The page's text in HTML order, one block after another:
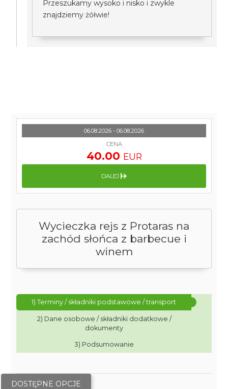
Przeszukamy wysoko i nisko i zwykle
znajdziemy żółwie!
Wycieczka rejs z Protaras na
zachód słońca z barbecue i
winem
1) Terminy / składniki podstawowe / transport
2) Dane osobowe / składniki dodatkowe /
dokumenty
3) Podsumowanie
DOSTĘPNE OPCJE
06.08.2026 - 06.08.2026
CENA
40.00 EUR
DALEJ